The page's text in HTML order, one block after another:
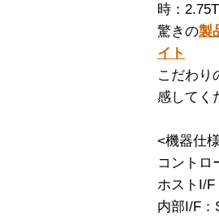
時：
驚きの製
イト
こだわり
感してく
<機器仕
コントロ
ホストI/
内部I/F：